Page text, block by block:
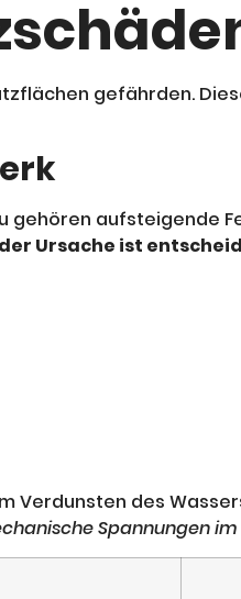
gefährden.
gehören aufsteigende
Ursache ist
des
Spannungen im